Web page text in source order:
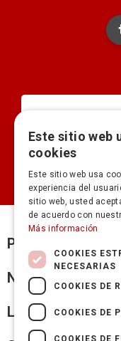
Puede darse de baja
nuestra
Productos
Nuestra empresa
Legal
Este sitio web
cookies
Este sitio web usa
experiencia del
sitio web, usted
de acuerdo con
Más información
COOKIES
NECESARIAS
COOKIES DE
COOKIES DE
COOKIES DE